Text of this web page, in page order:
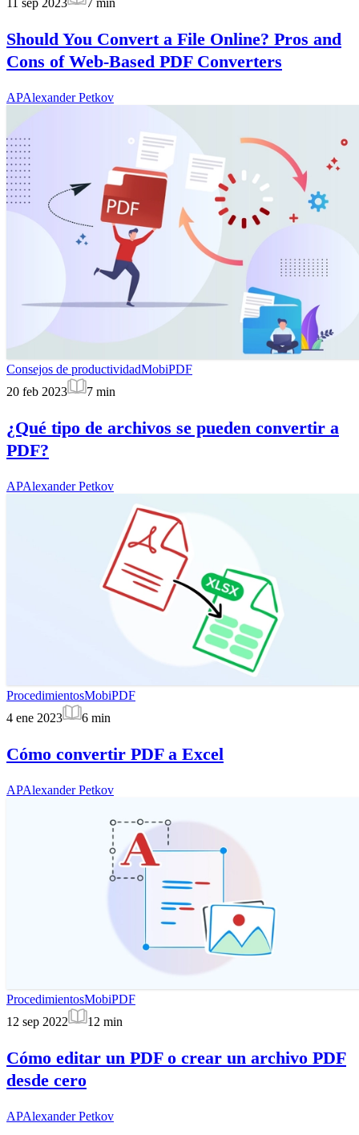
11 sep 2023 7 min
Should You Convert a File Online? Pros and
Cons of Web-Based PDF Converters
APAlexander Petkov
Consejos de productividadMobiPDF
20 feb 2023
7 min
¿Qué tipo de archivos se pueden convertir a
PDF?
APAlexander Petkov
ProcedimientosMobiPDF
4 ene 2023
6 min
Cómo convertir PDF a Excel
APAlexander Petkov
ProcedimientosMobiPDF
12 sep 2022
12 min
Cómo editar un PDF o crear un archivo PDF
desde cero
APAlexander Petkov